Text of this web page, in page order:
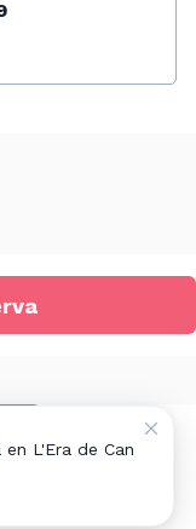
L'Era de Can